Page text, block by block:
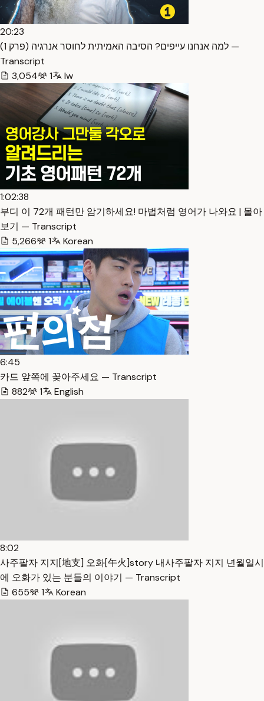
20:23
למה אנחנו עייפים? הסיבה האמיתית לחוסר אנרגיה (פרק 1) —
Transcript
3,054
1 Iw
1:02:38
부디 이 72개 패턴만 암기하세요! 마법처럼 영어가 나와요 | 몰아
보기 — Transcript
5,266
1 Korean
6:45
카드 앞쪽에 꽂아주세요 — Transcript
882
1 English
8:02
사주팔자 지지[地支] 오화[午火]story 내사주팔자 지지 년월일시
에 오화가 있는 분들의 이야기 — Transcript
655
1 Korean